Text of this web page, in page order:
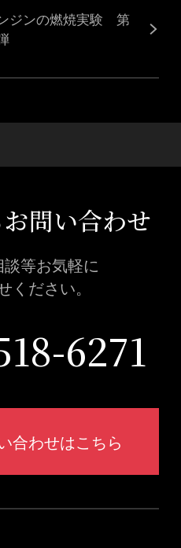
ジンの燃焼実験 第
問い合わせ
等お気軽に
ください。
6271
合わせはこちら